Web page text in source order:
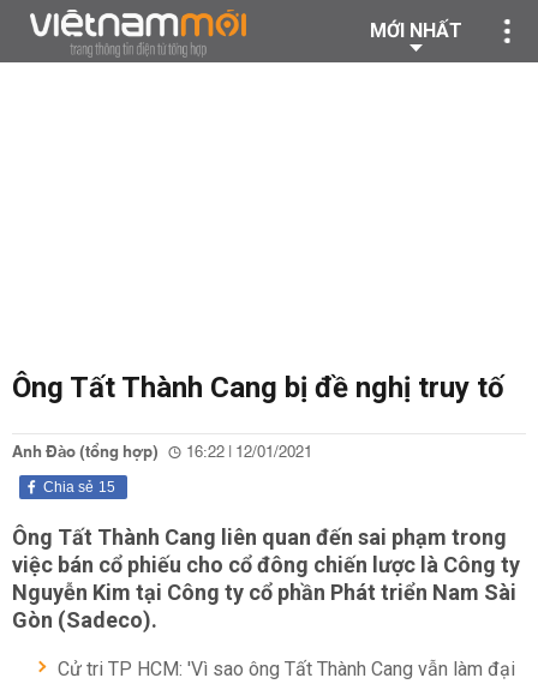
MỚI NHẤT
Ông Tất Thành Cang bị đề nghị truy tố
Anh Đào (tổng hợp) 16:22 | 12/01/2021
15
Chia sẻ
Ông Tất Thành Cang liên quan đến sai phạm trong
việc bán cổ phiếu cho cổ đông chiến lược là Công ty
Nguyễn Kim tại Công ty cổ phần Phát triển Nam Sài
Gòn (Sadeco).
Cử tri TP HCM: 'Vì sao ông Tất Thành Cang vẫn làm đại